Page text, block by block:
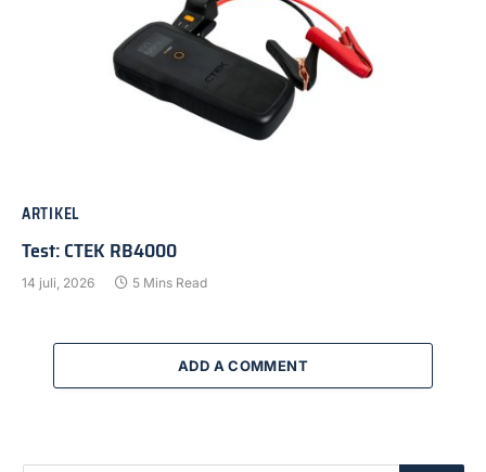
ARTIKEL
Test: CTEK RB4000
14 juli, 2026 5 Mins Read
ADD A COMMENT